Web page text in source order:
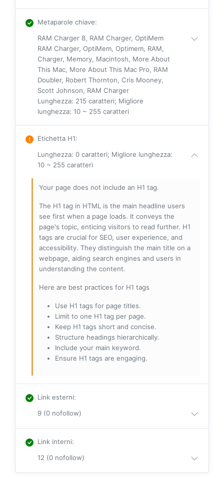
Metaparole chiave:
RAM Charger 8, RAM Charger, OptiMem
RAM Charger, OptiMem, Optimem, RAM,
Charger, Memory, Macintosh, More About
This Mac, More About This Mac Pro, RAM
Doubler, Robert Thornton, Cris Mooney,
Scott Johnson, RAM Charger
Lunghezza: 215 caratteri; Migliore
lunghezza: 10 ~ 255 caratteri
Etichetta H1:
Lunghezza: 0 caratteri; Migliore lunghezza:
10 ~ 255 caratteri
Your page does not include an H1 tag.
The H1 tag in HTML is the main headline users
see first when a page loads. It conveys the
page's topic, enticing visitors to read further. H1
tags are crucial for SEO, user experience, and
accessibility. They distinguish the main title on a
webpage, aiding search engines and users in
understanding the content.
Here are best practices for H1 tags
Use H1 tags for page titles.
Limit to one H1 tag per page.
Keep H1 tags short and concise.
Structure headings hierarchically.
Include your main keyword.
Ensure H1 tags are engaging.
Link esterni:
9 (0 nofollow)
Link interni:
12 (0 nofollow)